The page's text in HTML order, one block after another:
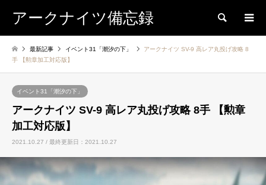
アークナイツ備忘録 検索
最新記事 イベント31「潮汐の下」
アークナイツ SV-9 高レア丸投げ攻略 8
手 【勲章加工対応版】
イベント31「潮汐の下」
アークナイツ SV-9 高レア丸投げ攻略 8手 【勲章
加工対応版】
2021.10.27 / 最終更新日：2021.10.27